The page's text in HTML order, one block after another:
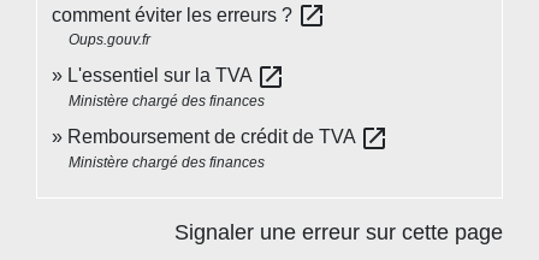
comment éviter les erreurs ? open_in_new
Oups.gouv.fr
L'essentiel sur la TVA open_in_new
Ministère chargé des finances
Remboursement de crédit de TVA open_in_new
Ministère chargé des finances
Signaler une erreur sur cette page